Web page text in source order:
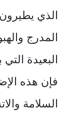
الذي
المدرج
البعيدة
فإن هذه
السلامة